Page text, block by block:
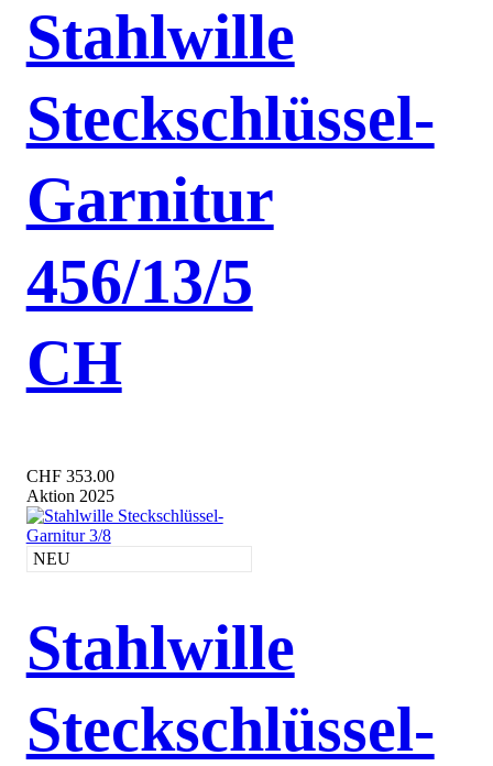
Stahlwille
Steckschlüssel-
Garnitur
456/13/5
CH
CHF 353.00
Aktion 2025
NEU
Stahlwille
Steckschlüssel-